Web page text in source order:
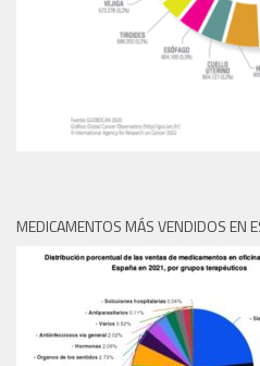
MEDICAMENTOS MÁS VENDIDOS EN